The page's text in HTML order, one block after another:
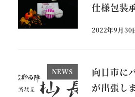
仕様包装
投稿日
2022年9月30
NEWS
向日市に
が出張し